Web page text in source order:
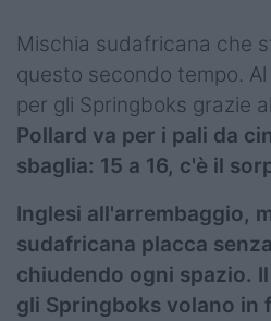
Mischia sudafricana che
questo secondo tempo.
per gli Springboks grazie
Pollard va per i pali da
sbaglia: 15 a 16, c'è il
Inglesi all'arrembaggio,
sudafricana placca
chiudendo ogni spazio.
gli Springboks volano in